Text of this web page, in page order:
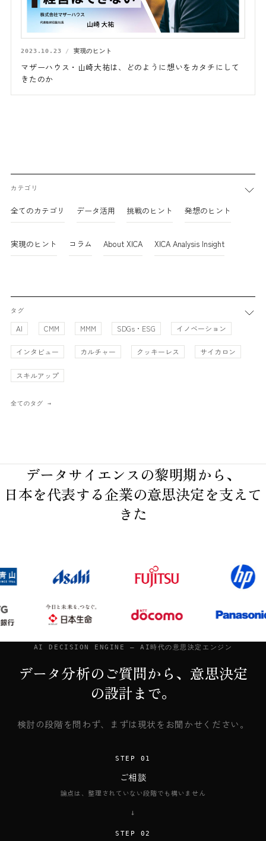
2023.10.23 実現のヒント
マザーハウス・山崎大祐は、どのように想いをカタチにして
きたのか
カテゴリ
全てのカテゴリ データ活用 挑戦のヒント 発想のヒント
実現のヒント コラム About XICA XICA Analysis Insight
タグ
AI CMM MMM SDGs・ESG イノベーション
インタビュー カルチャー クッキーレス サイカロン
スキルアップ
全てのタグ
データサイエンスの黎明期から、
日本を代表する企業の意思決定を支えて
きた
AI DECISION ENGINE — AI時代の意思決定エンジン
データ分析のご質問から、意思決定
の設計まで。
検討の段階を問わず、まずは現状をお聞かせください。
STEP 01
ご相談
論点は、整理されていない段階でも構いません
→
STEP 02